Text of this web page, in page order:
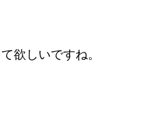
欲しいですね。